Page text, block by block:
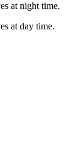
at night time.
at day time.